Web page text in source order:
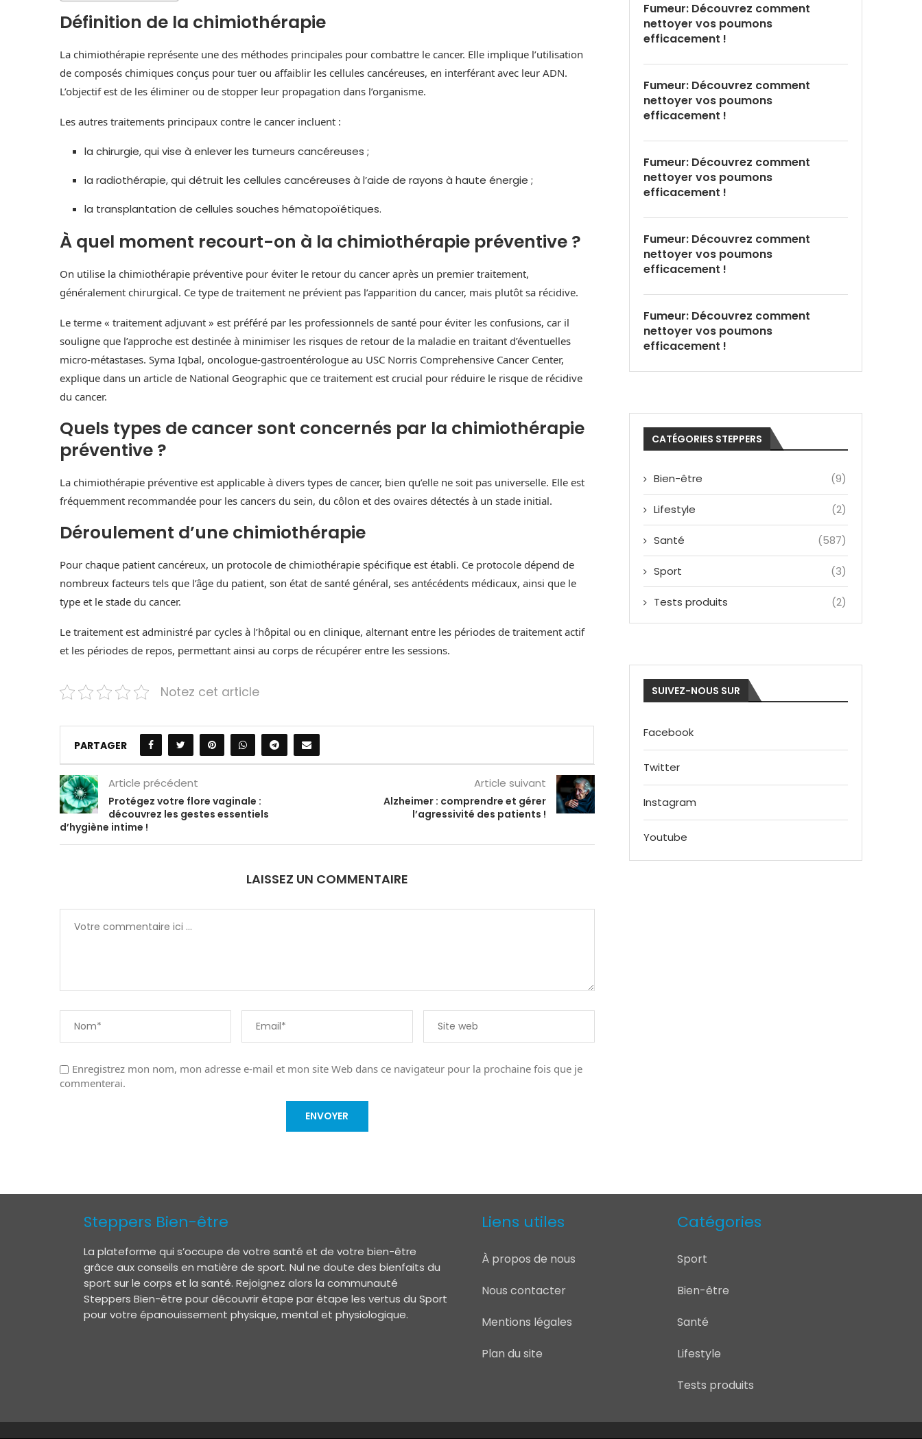
Définition de la chimiothérapie
La chimiothérapie représente une des méthodes principales pour combattre le cancer. Elle implique l’utilisation
de composés chimiques conçus pour tuer ou affaiblir les cellules cancéreuses, en interférant avec leur ADN.
L’objectif est de les éliminer ou de stopper leur propagation dans l’organisme.
Les autres traitements principaux contre le cancer incluent :
la chirurgie, qui vise à enlever les tumeurs cancéreuses ;
la radiothérapie, qui détruit les cellules cancéreuses à l’aide de rayons à haute énergie ;
la transplantation de cellules souches hématopoïétiques.
À quel moment recourt-on à la chimiothérapie préventive ?
On utilise la chimiothérapie préventive pour éviter le retour du cancer après un premier traitement,
généralement chirurgical. Ce type de traitement ne prévient pas l’apparition du cancer, mais plutôt sa récidive.
Le terme « traitement adjuvant » est préféré par les professionnels de santé pour éviter les confusions, car il
souligne que l’approche est destinée à minimiser les risques de retour de la maladie en traitant d’éventuelles
micro-métastases. Syma Iqbal, oncologue-gastroentérologue au USC Norris Comprehensive Cancer Center,
explique dans un article de National Geographic que ce traitement est crucial pour réduire le risque de récidive
du cancer.
Quels types de cancer sont concernés par la chimiothérapie
préventive ?
La chimiothérapie préventive est applicable à divers types de cancer, bien qu’elle ne soit pas universelle. Elle est
fréquemment recommandée pour les cancers du sein, du côlon et des ovaires détectés à un stade initial.
Déroulement d’une chimiothérapie
Pour chaque patient cancéreux, un protocole de chimiothérapie spécifique est établi. Ce protocole dépend de
nombreux facteurs tels que l’âge du patient, son état de santé général, ses antécédents médicaux, ainsi que le
type et le stade du cancer.
Le traitement est administré par cycles à l’hôpital ou en clinique, alternant entre les périodes de traitement actif
et les périodes de repos, permettant ainsi au corps de récupérer entre les sessions.
Notez cet article
PARTAGER
Article précédent
Protégez votre flore vaginale :
découvrez les gestes essentiels
d’hygiène intime !
Article suivant
Alzheimer : comprendre et gérer
l’agressivité des patients !
LAISSEZ UN COMMENTAIRE
Enregistrez mon nom, mon adresse e-mail et mon site Web dans ce navigateur pour la prochaine fois que je
commenterai.
Fumeur: Découvrez comment
nettoyer vos poumons
efficacement !
Fumeur: Découvrez comment
nettoyer vos poumons
efficacement !
Fumeur: Découvrez comment
nettoyer vos poumons
efficacement !
Fumeur: Découvrez comment
nettoyer vos poumons
efficacement !
Fumeur: Découvrez comment
nettoyer vos poumons
efficacement !
CATÉGORIES STEPPERS
Bien-être (9)
Lifestyle (2)
Santé (587)
Sport (3)
Tests produits (2)
SUIVEZ-NOUS SUR
Facebook
Twitter
Instagram
Youtube
Steppers Bien-être
La plateforme qui s’occupe de votre santé et de votre bien-être
grâce aux conseils en matière de sport. Nul ne doute des bienfaits du
sport sur le corps et la santé. Rejoignez alors la communauté
Steppers Bien-être pour découvrir étape par étape les vertus du Sport
pour votre épanouissement physique, mental et physiologique.
Liens utiles
À propos de nous
Nous contacter
Mentions légales
Plan du site
Catégories
Sport
Bien-être
Santé
Lifestyle
Tests produits